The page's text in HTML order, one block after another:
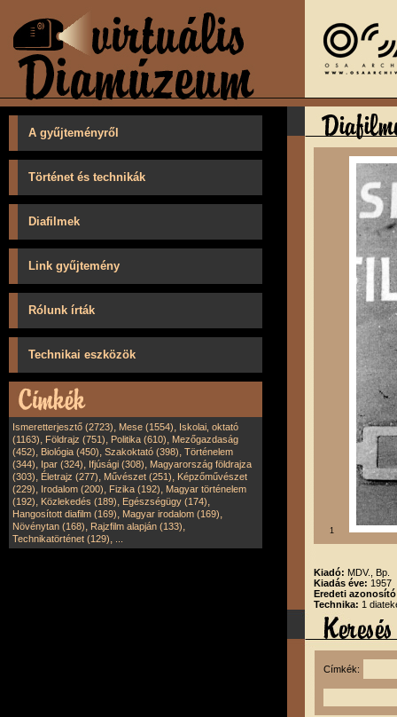
A gyűjteményről
Történet és technikák
Diafilmek
Link gyűjtemény
Rólunk írták
Technikai eszközök
Ismeretterjesztő (2723), Mese (1554), Iskolai, oktató
(1163), Földrajz (751), Politika (610), Mezőgazdaság
(452), Biológia (450), Szakoktató (398), Történelem
(344), Ipar (324), Ifjúsági (308), Magyarország földrajza
(303), Életrajz (277), Művészet (251), Képzőművészet
(229), Irodalom (200), Fizika (192), Magyar történelem
(192), Közlekedés (189), Egészségügy (174),
Hangosított diafilm (169), Magyar irodalom (169),
Növénytan (168), Rajzfilm alapján (133),
Technikatörténet (129),
1
Kiadó: MDV., Bp.
Kiadás éve: 1957
Eredeti
Technika: 1
Címkék: